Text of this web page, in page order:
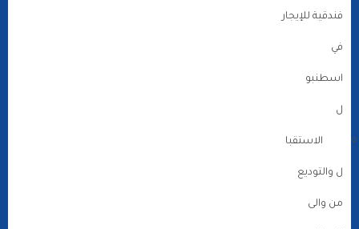
فندقية للإيجار
في
اسطنبو
ل
الاستقبا
ل والتوديع
من والى